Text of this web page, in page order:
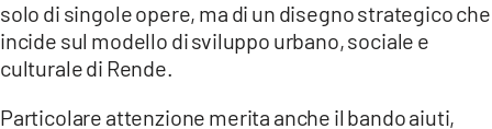
solo di singole opere, ma di un disegno strategico che
incide sul modello di sviluppo urbano, sociale e
culturale di Rende.
Particolare attenzione merita anche il bando aiuti,